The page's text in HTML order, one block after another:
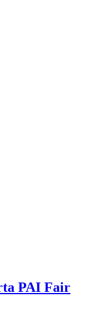
PAI Fair